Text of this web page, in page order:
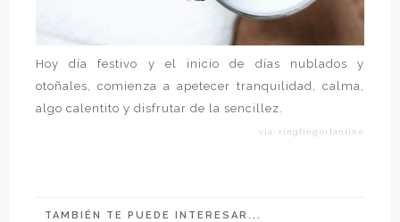
Hoy día festivo y el inicio de días nublados y
otoñales, comienza a apetecer tranquilidad, calma,
algo calentito y disfrutar de la sencillez.
vía: ringfingertanline
TAMBIÉN TE PUEDE INTERESAR...